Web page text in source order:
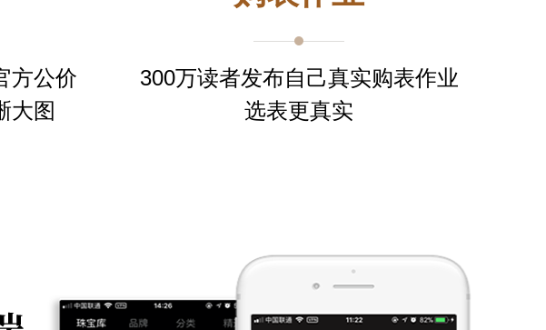
方公价
大图
300万读者发布自己真实购表作业
选表更真实